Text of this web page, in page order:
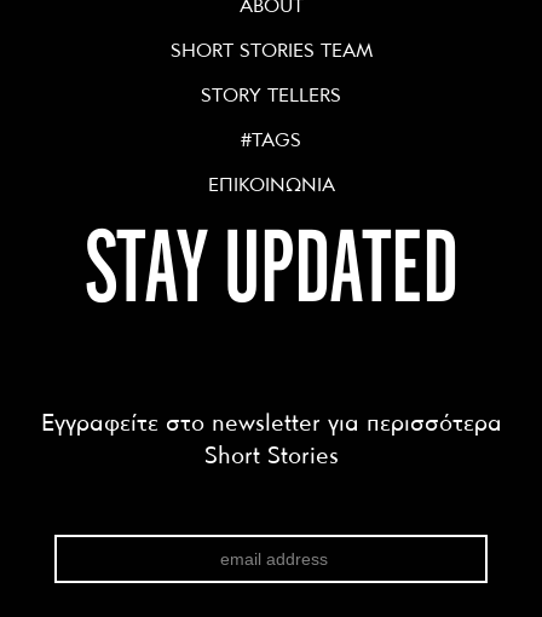
ABOUT
SHORT STORIES TEAM
STORY TELLERS
#TAGS
ΕΠΙΚΟΙΝΩΝΙΑ
STAY UPDATED
Εγγραφείτε στο newsletter για περισσότερα
Short Stories